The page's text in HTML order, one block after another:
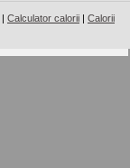
| Calculator calorii | Calorii